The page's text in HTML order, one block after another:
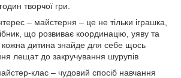
творчої гри.
– майстерня – це не тільки іграшка,
що розвиває координацію, уяву та
кожна дитина знайде для себе щось
лещат до закручування шурупів
клас – чудовий спосіб навчання